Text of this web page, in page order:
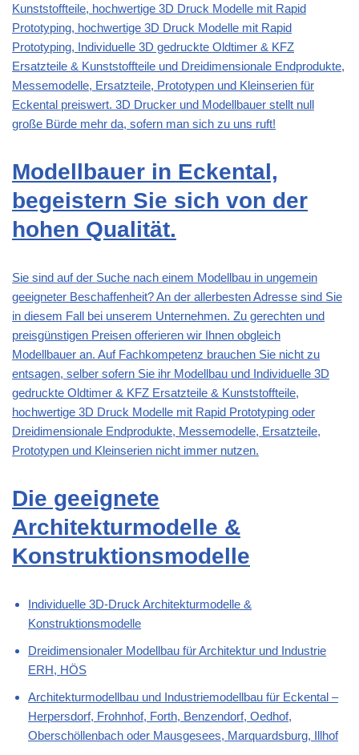
Kunststoffteile, hochwertige 3D Druck Modelle mit Rapid
Prototyping, hochwertige 3D Druck Modelle mit Rapid
Prototyping, Individuelle 3D gedruckte Oldtimer & KFZ
Ersatzteile & Kunststoffteile und Dreidimensionale Endprodukte,
Messemodelle, Ersatzteile, Prototypen und Kleinserien für
Eckental preiswert. 3D Drucker und Modellbauer stellt null
große Bürde mehr da, sofern man sich zu uns ruft!
Modellbauer in Eckental,
begeistern Sie sich von der
hohen Qualität.
Sie sind auf der Suche nach einem Modellbau in ungemein
geeigneter Beschaffenheit? An der allerbesten Adresse sind Sie
in diesem Fall bei unserem Unternehmen. Zu gerechten und
preisgünstigen Preisen offerieren wir Ihnen obgleich
Modellbauer an. Auf Fachkompetenz brauchen Sie nicht zu
entsagen, selber sofern Sie ihr Modellbau und Individuelle 3D
gedruckte Oldtimer & KFZ Ersatzteile & Kunststoffteile,
hochwertige 3D Druck Modelle mit Rapid Prototyping oder
Dreidimensionale Endprodukte, Messemodelle, Ersatzteile,
Prototypen und Kleinserien nicht immer nutzen.
Die geeignete
Architekturmodelle &
Konstruktionsmodelle
Individuelle 3D-Druck Architekturmodelle &
Konstruktionsmodelle
Dreidimensionaler Modellbau für Architektur und Industrie
ERH, HÖS
Architekturmodellbau und Industriemodellbau für Eckental –
Herpersdorf, Frohnhof, Forth, Benzendorf, Oedhof,
Oberschöllenbach oder Mausgesees, Marquardsburg, Illhof